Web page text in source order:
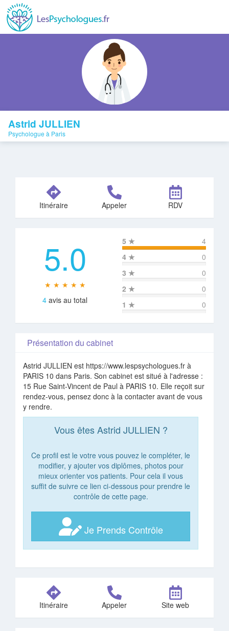
Astrid JULLIEN
Psychologue à Paris
Itinéraire Appeler RDV
5.0
★ ★ ★ ★ ★
4 avis au total
5 ★
4
4 ★
0
3 ★
0
2 ★
0
1 ★ 0
Présentation du cabinet
Astrid JULLIEN est https://www.lespsychologues.fr à
PARIS 10 dans Paris. Son cabinet est situé à l'adresse :
15 Rue Saint-Vincent de Paul à PARIS 10. Elle reçoit sur
rendez-vous, pensez donc à la contacter avant de vous
y rendre.
Vous êtes Astrid JULLIEN ?
Ce profil est le votre vous pouvez le compléter, le
modifier, y ajouter vos diplômes, photos pour
mieux orienter vos patients. Pour cela il vous
suffit de suivre ce lien ci-dessous pour prendre le
contrôle de cette page.
Je Prends Contrôle
Itinéraire Appeler Site web